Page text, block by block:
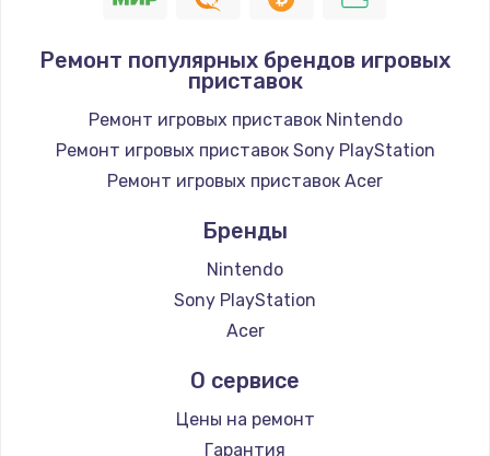
Замена шнура
Заказать
Замена / ремонт электронного модуля
управления
600 руб.
Заказать
Замена конфорки
1100 руб.
Заказать
Замена платы сенсора
900 руб.
Ремонт популярных брендов игровых
приставок
Ремонт игровых приставок Nintendo
Ремонт игровых приставок Sony PlayStation
Ремонт игровых приставок Acer
Бренды
Nintendo
Sony PlayStation
Acer
О сервисе
Цены на ремонт
Гарантия